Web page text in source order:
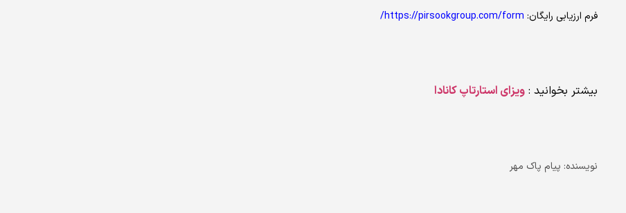
فرم ارزیابی رایگان: https://pirsookgroup.com/form/
بیشتر بخوانید : ویزای استارتاپ کانادا
نویسنده: پیام پاک مهر